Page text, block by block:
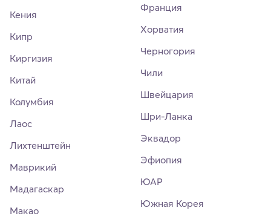
Кения
Кипр
Киргизия
Китай
Колумбия
Лаос
Лихтенштейн
Маврикий
Мадагаскар
Макао
Франция
Хорватия
Черногория
Чили
Швейцария
Шри-Ланка
Эквадор
Эфиопия
ЮАР
Южная Корея